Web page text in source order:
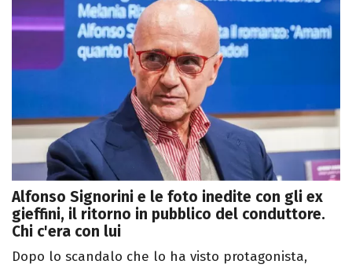
Alfonso Signorini e le foto inedite con gli ex
gieffini, il ritorno in pubblico del conduttore.
Chi c'era con lui
Dopo lo scandalo che lo ha visto protagonista,